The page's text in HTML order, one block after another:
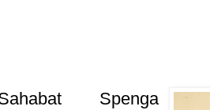
Spenga